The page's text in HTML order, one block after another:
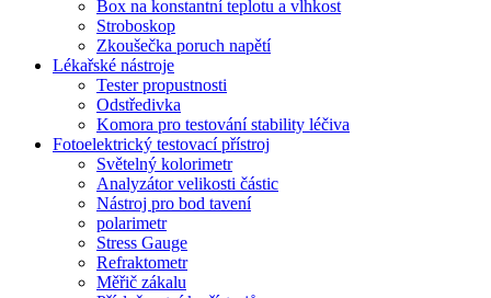
Box na konstantní teplotu a vlhkost
Stroboskop
Zkoušečka poruch napětí
Lékařské nástroje
Tester propustnosti
Odstředivka
Komora pro testování stability léčiva
Fotoelektrický testovací přístroj
Světelný kolorimetr
Analyzátor velikosti částic
Nástroj pro bod tavení
polarimetr
Stress Gauge
Refraktometr
Měřič zákalu